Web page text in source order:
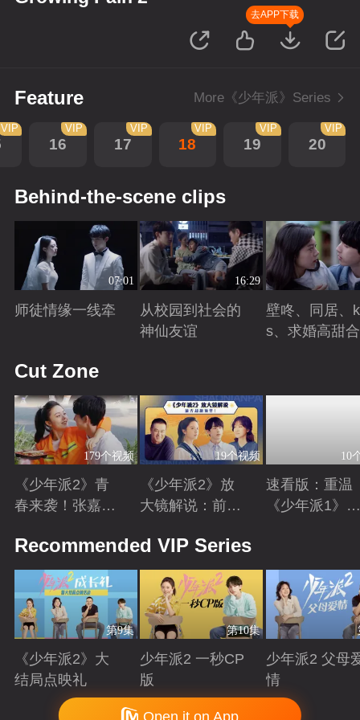
去APP下载
Feature More《少年派》Series
VIP
16
VIP
17
VIP
18
VIP
19
VIP
20
VIP
Behind-the-scene clips
07:01
师徒情缘一线牵
16:29
从校园到社会的
神仙友谊
壁咚、同居、
s、求婚高甜
Cut Zone
179个视频
《少年派2》青
春来袭！张嘉益
三年之约
19个视频
《少年派2》放
大镜解说：前方
麦&郭俊辰疯狂
撒糖
10
速看版：重温
《少年派1》
Recommended VIP Series
第9集
《少年派2》大
结局点映礼
Playing
第10集
少年派2 一秒CP
版
Playing
少年派2 父母
情
Playing
Copyright © 2006-2026 mgtv.com All Rights Reserved
Open it on App